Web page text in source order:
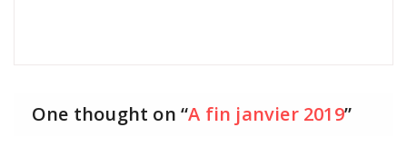
One thought on “A fin janvier 2019”